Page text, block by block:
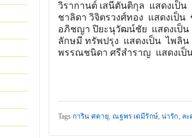
วิรากานต์ เสนีตันติกุล แสดงเป็น
ชาลิดา วิจิตรวงศ์ทอง แสดงเป็น
อภิชญา ปิยะนุวัฒน์ชัย แสดงเป็น
ลักษมี ทรัพปรุง แสดงเป็น ไพลิน
พรรณชนิดา ศรีสำราญ แสดงเป็
Tags การิน ศตายุ, ณฐพร เตมีรักษ์,น่ารัก, ละ